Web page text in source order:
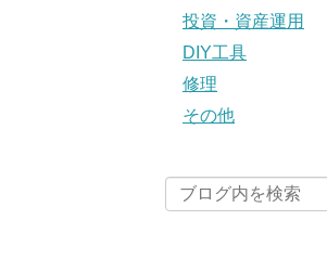
投資・資産運用
DIY工具
修理
その他